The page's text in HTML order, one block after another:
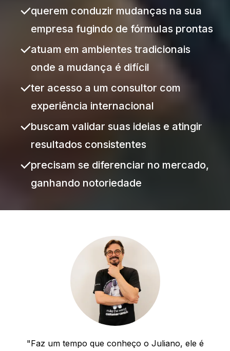
querem conduzir mudanças na sua
empresa fugindo de fórmulas prontas
atuam em ambientes tradicionais
onde a mudança é difícil
ter acesso a um consultor com
experiência internacional
buscam validar suas ideias e atingir
resultados consistentes
precisam se diferenciar no mercado,
ganhando notoriedade
"Faz um tempo que conheço o Juliano, ele é